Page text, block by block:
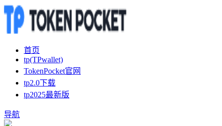
首页
tp(TPwallet)
TokenPocket官网
tp2.0下载
tp2025最新版
导航